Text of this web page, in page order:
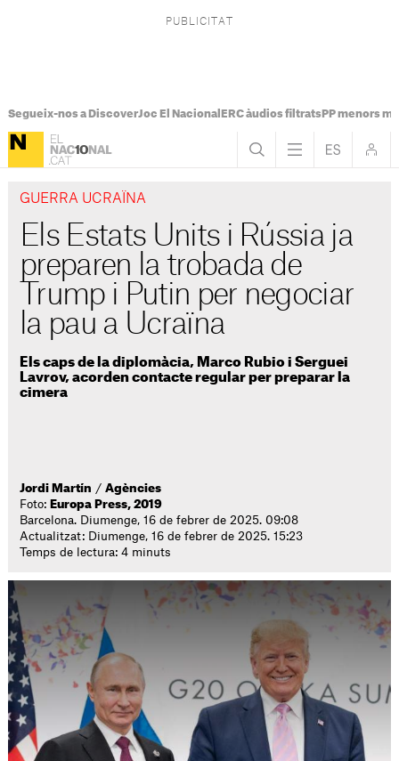
Segueix-nos a DiscoverJoc El Nacional ERC àudios filtratsPP menors
GUERRA UCRAÏNA
Els Estats Units i Rússia ja
preparen la trobada de
Trump i Putin per negociar
la pau a Ucraïna
Els caps de la diplomàcia, Marco Rubio i Serguei
Lavrov, acorden contacte regular per preparar la
cimera
Jordi Martín /Agències
Foto: Europa Press, 2019
Barcelona. Diumenge, 16 de febrer de 2025. 09:08
Actualitzat: Diumenge, 16 de febrer de 2025. 15:23
Temps de lectura: 4 minuts